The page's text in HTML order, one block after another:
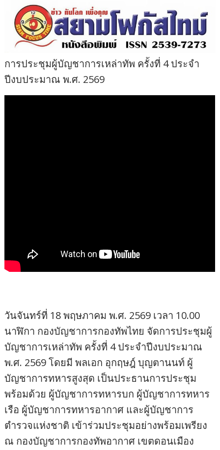
การประชุมผู้บัญชาการเหล่าทัพ ครั้งที่ 4 ประจำ
ปีงบประมาณ พ.ศ. 2569
วันจันทร์ที่ 18 พฤษภาคม พ.ศ. 2569 เวลา 10.00
นาฬิกา กองบัญชาการกองทัพไทย จัดการประชุมผู้
บัญชาการเหล่าทัพ ครั้งที่ 4 ประจำปีงบประมาณ
พ.ศ. 2569 โดยมี พลเอก อุกฤษฎ์ บุญตานนท์ ผู้
บัญชาการทหารสูงสุด เป็นประธานการประชุม
พร้อมด้วย ผู้บัญชาการทหารบก ผู้บัญชาการทหาร
เรือ ผู้บัญชาการทหารอากาศ และผู้บัญชาการ
ตำรวจแห่งชาติ เข้าร่วมประชุมอย่างพร้อมเพรียง
ณ กองบัญชาการกองทัพอากาศ เขตดอนเมือง